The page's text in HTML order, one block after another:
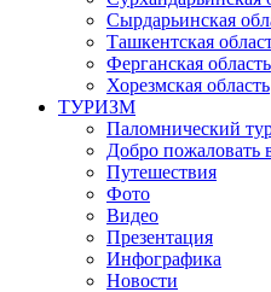
Сырдарьинская
Ташкентская
Ферганская область
Хорезмская область
ТУРИЗМ
Паломнический
Добро пожаловать
Путешествия
Фото
Видео
Презентация
Инфографика
Новости